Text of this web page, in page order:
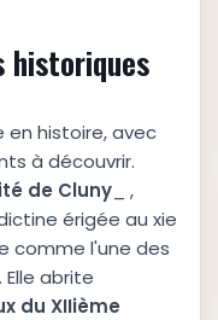
historiques
en histoire, avec
à découvrir.
de Cluny _ ,
érigée au xie
comme l'une des
abrite
du XIIième